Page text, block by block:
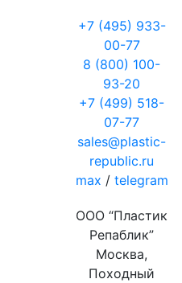
+7 (495) 933-
00-77
8 (800) 100-
93-20
+7 (499) 518-
07-77
sales@plastic-
republic.ru
max / telegram
ООО “Пластик
Репаблик”
Москва,
Походный